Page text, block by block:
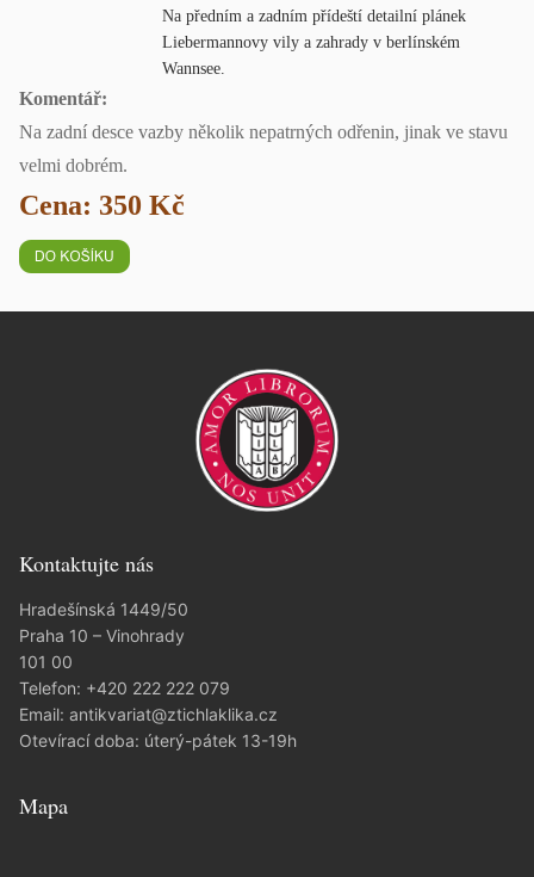
Na předním a zadním přídeští detailní plánek
Liebermannovy vily a zahrady v berlínském
Wannsee.
Komentář:
Na zadní desce vazby několik nepatrných odřenin, jinak ve stavu
velmi dobrém.
Cena: 350 Kč
Kontaktujte nás
Hradešínská 1449/50
Praha 10 – Vinohrady
101 00
Telefon: +420 222 222 079
Email: antikvariat@ztichlaklika.cz
Otevírací doba: úterý-pátek 13-19h
Mapa